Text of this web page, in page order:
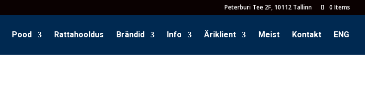
Peterburi Tee 2F, 10112 Tallinn 0 Items
Pood Rattahooldus Brändid Info Äriklient Meist Kontakt ENG